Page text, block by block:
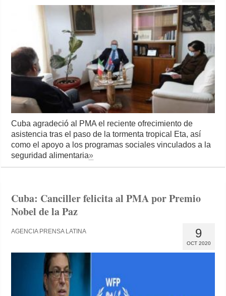
Cuba agradeció al PMA el reciente ofrecimiento de
asistencia tras el paso de la tormenta tropical Eta, así
como el apoyo a los programas sociales vinculados a la
seguridad alimentaria»
Cuba: Canciller felicita al PMA por Premio
Nobel de la Paz
9
OCT 2020
AGENCIA PRENSA LATINA